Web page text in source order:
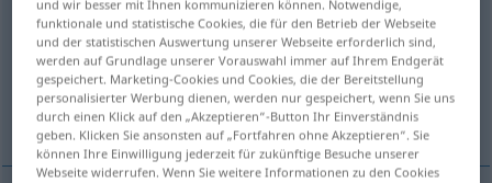
Übersicht aller Übersetzungen
(Für mehr Details die Übersetzung anklicken/antippen)
nachlässig, träge
und wir besser mit Ihnen kommunizieren können. Notwendige,
funktionale und statistische Cookies, die für den Betrieb der Webseite
und der statistischen Auswertung unserer Webseite erforderlich sind,
werden auf Grundlage unserer Vorauswahl immer auf Ihrem Endgerät
gespeichert. Marketing-Cookies und Cookies, die der Bereitstellung
personalisierter Werbung dienen, werden nur gespeichert, wenn Sie uns
durch einen Klick auf den „Akzeptieren“-Button Ihr Einverständnis
geben. Klicken Sie ansonsten auf „Fortfahren ohne Akzeptieren“. Sie
können Ihre Einwilligung jederzeit für zukünftige Besuche unserer
Webseite widerrufen. Wenn Sie weitere Informationen zu den Cookies